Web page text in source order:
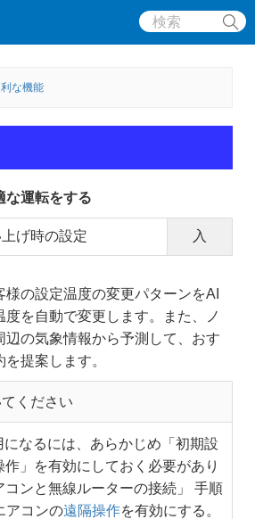
な機能
な運転をする
げ時の設定 入
の設定温度の変更パターンをAI
度を自動で変更します。また、ノ
辺の気象情報から予測して、おす
提案します。
ください
なるには、あらかじめ「初期設
作」を有効にしておく必要があり
コンと無線ルーターの接続」 手順
アコンの遠隔操作を有効にする。